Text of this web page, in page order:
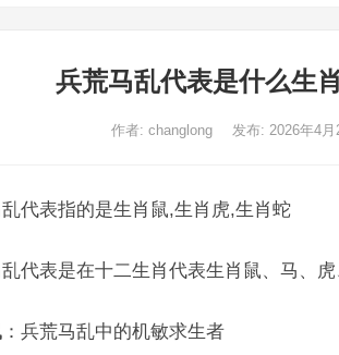
兵荒马乱代表是什么生
作者: changlong 发布: 2026年4月
代表指的是生肖鼠,生肖虎,生肖蛇
代表是在十二生肖代表生肖鼠、马、
：兵荒马乱中的机敏求生者